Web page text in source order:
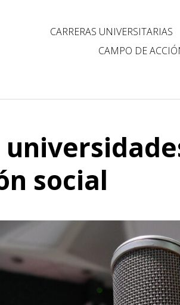
CARRERAS UNIVERSITARIAS
CAMPO DE
social